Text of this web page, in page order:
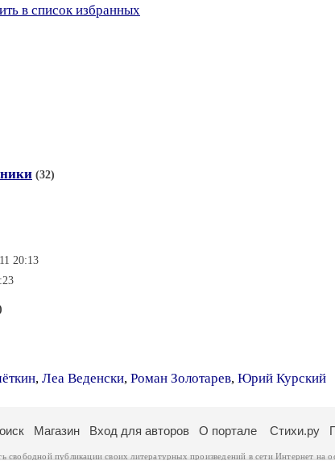
в список избранных
(32)
20:13
, Леа Веденски, Роман Золотарев, Юрий Курский
Магазин Вход для авторов О портале Стихи.ру
свободной публикации своих литературных произведений в сети Интернет на
. Перепечатка произведений возможна только с согласия его